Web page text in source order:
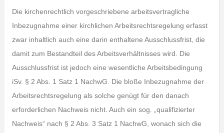
Die kirchenrechtlich vorgeschriebene arbeitsvertragliche
Inbezugnahme einer kirchlichen Arbeitsrechtsregelung erfasst
zwar inhaltlich auch eine darin enthaltene Ausschlussfrist, die
damit zum Bestandteil des Arbeitsverhältnisses wird. Die
Ausschlussfrist ist jedoch eine wesentliche Arbeitsbedingung
iSv. § 2 Abs. 1 Satz 1 NachwG. Die bloße Inbezugnahme der
Arbeitsrechtsregelung als solche genügt für den danach
erforderlichen Nachweis nicht. Auch ein sog. „qualifizierter
Nachweis“ nach § 2 Abs. 3 Satz 1 NachwG, wonach sich die